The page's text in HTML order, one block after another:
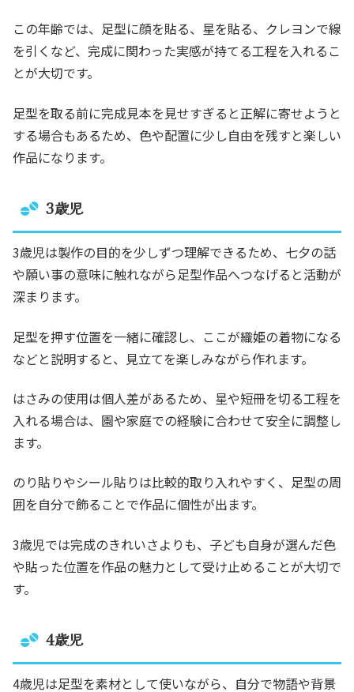
この年齢では、足型に顔を貼る、星を貼る、クレヨンで線
を引くなど、完成に関わった実感が持てる工程を入れるこ
とが大切です。
足型を取る前に完成見本を見せすぎると正解に寄せようと
する場合もあるため、色や配置に少し自由を残すと楽しい
作品になります。
3歳児
3歳児は製作の目的を少しずつ理解できるため、七夕の話
や願い事の意味に触れながら足型作品へつなげると活動が
深まります。
足型を押す位置を一緒に確認し、ここが織姫の着物になる
などと説明すると、見立てを楽しみながら作れます。
はさみの使用は個人差があるため、星や短冊を切る工程を
入れる場合は、園や家庭での経験に合わせて安全に調整し
ます。
のり貼りやシール貼りは比較的取り入れやすく、足型の周
囲を自分で飾ることで作品に個性が出ます。
3歳児では完成のきれいさよりも、子ども自身が選んだ色
や貼った位置を作品の魅力として受け止めることが大切で
す。
4歳児
4歳児は足型を素材として使いながら、自分で物語や背景